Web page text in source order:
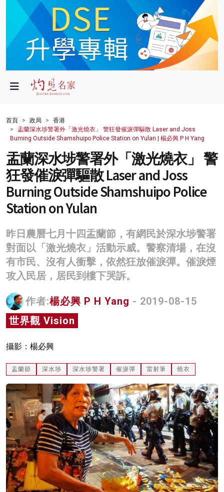
政局
財經
生活
健康
商業
科技
名家榜
灼見活動
關於我們
首頁 政局
香港
盂蘭深水埗警署外「激光燒衣」 警狂發催淚彈驅散 Laser and Joss
Burning Outside Shamshuipo Police Station on Yulan | 楊必興 P H Yang
盂蘭深水埗警署外「激光燒衣」 警
狂發催淚彈驅散 Laser and Joss
Burning Outside Shamshuipo Police
Station on Yulan
昨日農曆七月十四盂蘭節，有網民於深水埗警署
對面以「激光燒衣」活動示威。警察清場，在沒
有市民、沒有人衝擊，依然狂放催淚彈。催淚煙
攻入民居，居民到樓下哭訴。
作者:楊必興 P H Yang - 2019-08-15
世界觀 Vision
攝影：楊必興
盂蘭節 深水埗 深水埗警署 催淚彈 雷射筆 燒衣